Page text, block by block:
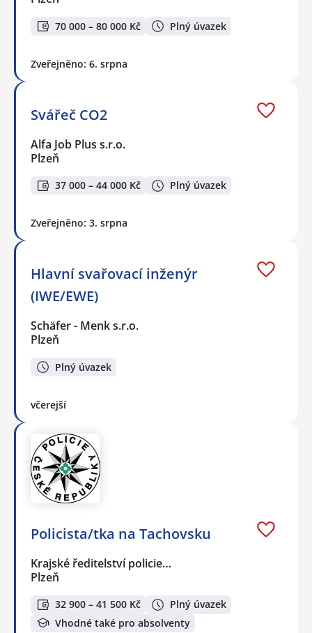
70 000 – 80 000 Kč Plný úvazek
Zveřejněno: 6. srpna
Svářeč CO2
Alfa Job Plus s.r.o.
Plzeň
37 000 – 44 000 Kč Plný úvazek
Zveřejněno: 3. srpna
Hlavní svařovací inženýr
(IWE/EWE)
Schäfer - Menk s.r.o.
Plzeň
Plný úvazek
včerejší
Policista/tka na Tachovsku
Krajské ředitelství policie…
Plzeň
32 900 – 41 500 Kč
Plný úvazek
Vhodné také pro absolventy